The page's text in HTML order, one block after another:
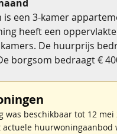
is een 3-kamer
heeft een
De huurprijs
borgsom bedraagt €
was beschikbaar tot 12 mei
actuele huurwoningaanbod